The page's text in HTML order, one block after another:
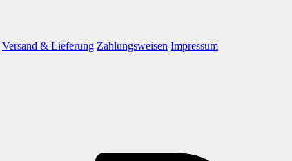
Versand & Lieferung Zahlungsweisen Impressum